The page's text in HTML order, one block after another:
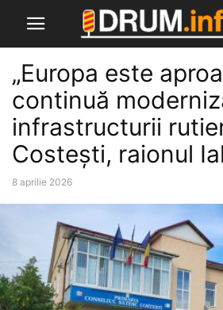
„Europa este
continuă
infrastructurii
Costești, raionul
8 aprilie 2026